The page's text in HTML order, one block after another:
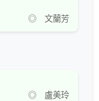
◎ 文蘭芳
◎ 盧美玲